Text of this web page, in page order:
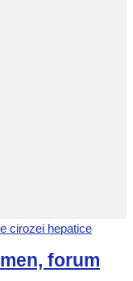
cirozei hepatice
forum